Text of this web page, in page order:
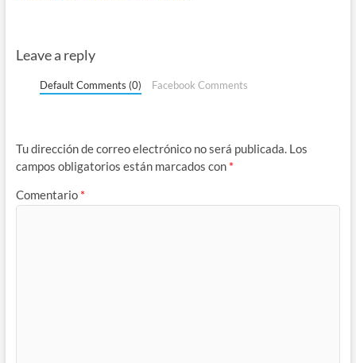
Leave a reply
Default Comments (0) Facebook Comments
Tu dirección de correo electrónico no será publicada. Los
campos obligatorios están marcados con *
Comentario *